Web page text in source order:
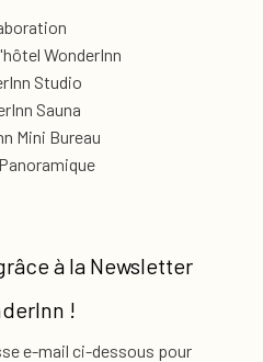
WonderInn
Studio
Sauna
Mini Bureau
à la Newsletter
!
e-mail ci-dessous pour